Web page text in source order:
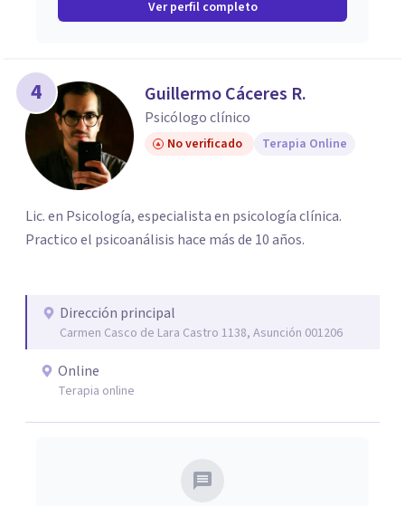
Ver perfil completo
4 Guillermo Cáceres R.
Psicólogo clínico
No verificado Terapia Online
Lic. en Psicología, especialista en psicología clínica.
Practico el psicoanálisis hace más de 10 años.
Dirección principal
Carmen Casco de Lara Castro 1138, Asunción 001206
Online
Terapia online